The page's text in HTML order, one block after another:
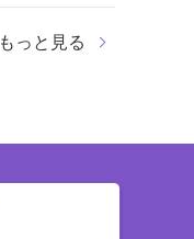
もっと見る